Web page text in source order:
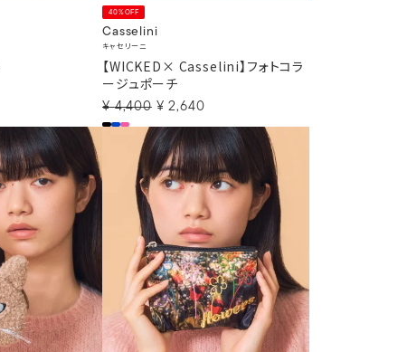
40%OFF
Casselini
キャセリーニ
【WICKED× Casselini】フォトコラ
ージュポーチ
¥ 4,400 ¥ 2,640